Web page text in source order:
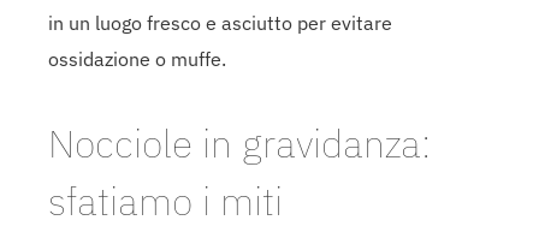
in un luogo fresco e asciutto per evitare
ossidazione o muffe.
Nocciole in gravidanza:
sfatiamo i miti